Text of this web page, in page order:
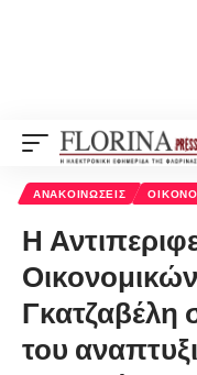
ΑΝΑΚΟΙΝΏΣΕΙΣ
Η
Γκατζαβέλη
του